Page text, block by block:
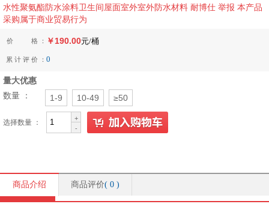
水性聚氨酯防水涂料卫生间屋面室外室外防水材料 耐博仕 举报 本产品
采购属于商业贸易行为
价 格 ： ￥190.00元/桶
累 计 评 价 ： 0
量大优惠
数量 ： 1-9 10-49 ≥50
选择数量 ：
+
-
商品介绍 商品评价( 0 )